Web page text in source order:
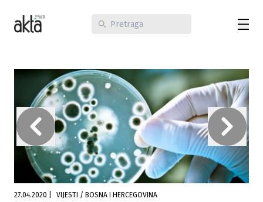
27.04.2020 VIJESTI / BOSNA I HERCEGOVINA